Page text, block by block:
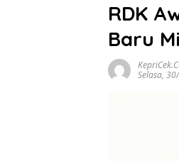
RDK
Baru
Selasa,